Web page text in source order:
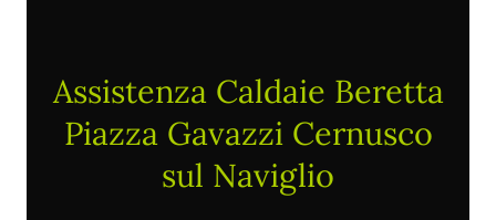
Assistenza Caldaie Beretta
Piazza Gavazzi Cernusco
sul Naviglio